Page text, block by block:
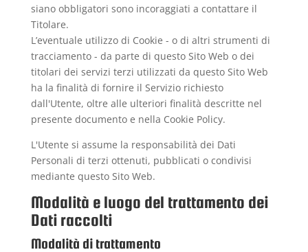
siano obbligatori sono incoraggiati a contattare il
Titolare.
L’eventuale utilizzo di Cookie - o di altri strumenti di
tracciamento - da parte di questo Sito Web o dei
titolari dei servizi terzi utilizzati da questo Sito Web
ha la finalità di fornire il Servizio richiesto
dall'Utente, oltre alle ulteriori finalità descritte nel
presente documento e nella Cookie Policy.
L'Utente si assume la responsabilità dei Dati
Personali di terzi ottenuti, pubblicati o condivisi
mediante questo Sito Web.
Modalità e luogo del trattamento dei
Dati raccolti
Modalità di trattamento